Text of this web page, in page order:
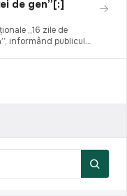
de gen”[:]
„16 zile de
informând publicul